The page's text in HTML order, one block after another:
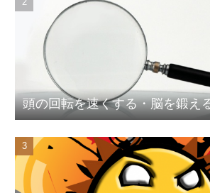
頭の回転を速くする・脳を鍛え